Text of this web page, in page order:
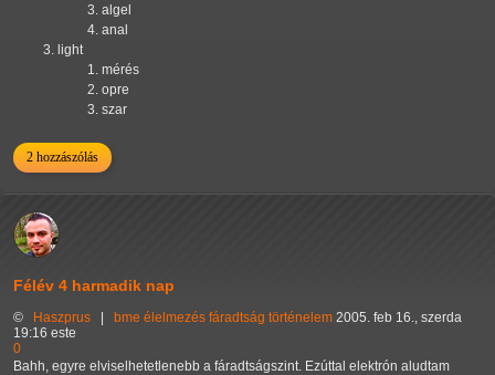
algel
anal
light
mérés
opre
szar
2 hozzászólás
Félév 4 harmadik nap
© Haszprus | bme élelmezés fáradtság történelem 2005. feb 16., szerda
19:16 este
0
Bahh, egyre elviselhetetlenebb a fáradtságszint. Ezúttal elektrón aludtam